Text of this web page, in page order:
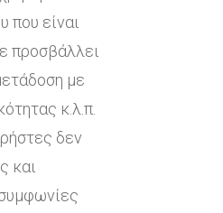
που είναι
προσβάλλει
με
κ.λ.π.
δεν
και